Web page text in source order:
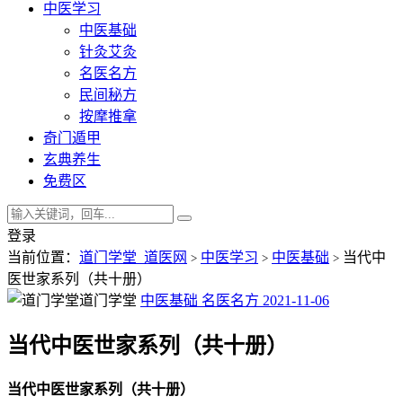
中医学习
中医基础
针灸艾灸
名医名方
民间秘方
按摩推拿
奇门遁甲
玄典养生
免费区
登录
当前位置： 道门学堂_道医网 > 中医学习 > 中医基础 > 当代中
医世家系列（共十册）
道门学堂 中医基础 名医名方 2021-11-06
当代中医世家系列（共十册）
当代中医世家系列（共十册）